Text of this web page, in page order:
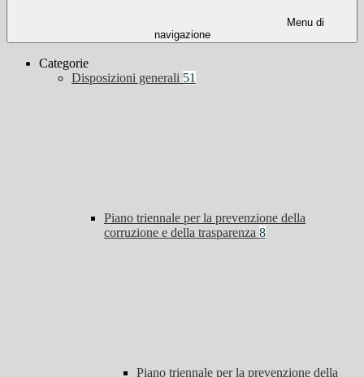
Menu di
navigazione
Categorie
Disposizioni generali 51
Piano triennale per la prevenzione della
corruzione e della trasparenza 8
Piano triennale per la prevenzione della